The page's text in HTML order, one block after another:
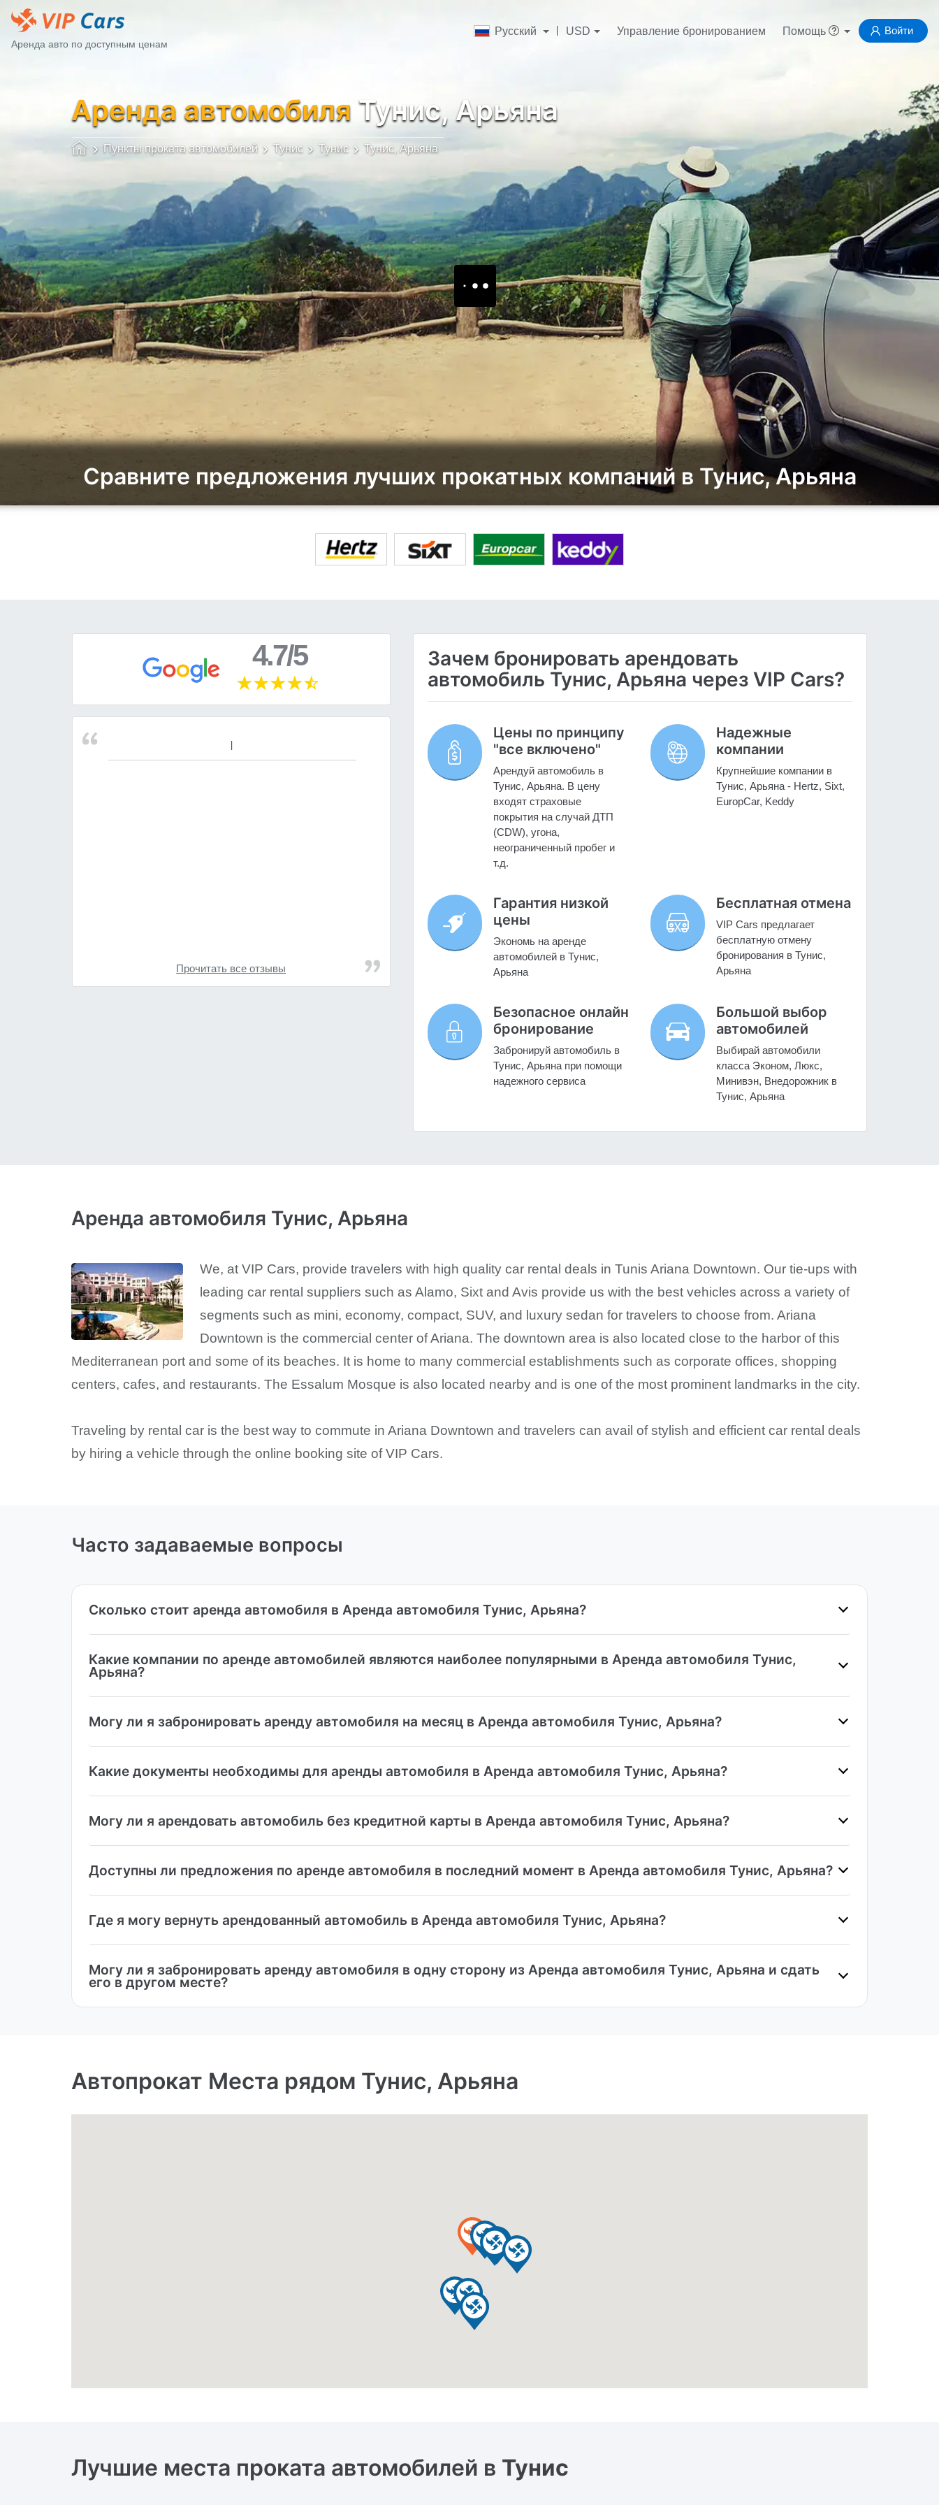
Аренда авто по доступным ценам
Русский USD Управление бронированием Помощь Войти
Аренда автомобиля Тунис, Арьяна
Пункты проката автомобилей Тунис Тунис Тунис, Арьяна
Сравните предложения лучших прокатных компаний в Тунис, Арьяна
4.7/5
Прочитать все отзывы
Зачем бронировать арендовать
автомобиль Тунис, Арьяна через VIP Cars?
Цены по принципу
"все включено"
Арендуй автомобиль в
Тунис, Арьяна. В цену
входят страховые
покрытия на случай ДТП
(CDW), угона,
неограниченный пробег и
т.д.
Надежные
компании
Крупнейшие компании в
Тунис, Арьяна - Hertz, Sixt,
EuropCar, Keddy
Гарантия низкой
цены
Экономь на аренде
автомобилей в Тунис,
Арьяна
Бесплатная отмена
VIP Cars предлагает
бесплатную отмену
бронирования в Тунис,
Арьяна
Безопасное онлайн
бронирование
Забронируй автомобиль в
Тунис, Арьяна при помощи
надежного сервиса
Большой выбор
автомобилей
Выбирай автомобили
класса Эконом, Люкс,
Минивэн, Внедорожник в
Тунис, Арьяна
Аренда автомобиля Тунис, Арьяна
We, at VIP Cars, provide travelers with high quality car rental deals in Tunis Ariana Downtown. Our tie-ups with
leading car rental suppliers such as Alamo, Sixt and Avis provide us with the best vehicles across a variety of
segments such as mini, economy, compact, SUV, and luxury sedan for travelers to choose from. Ariana
Downtown is the commercial center of Ariana. The downtown area is also located close to the harbor of this
Mediterranean port and some of its beaches. It is home to many commercial establishments such as corporate offices, shopping
centers, cafes, and restaurants. The Essalum Mosque is also located nearby and is one of the most prominent landmarks in the city.
Traveling by rental car is the best way to commute in Ariana Downtown and travelers can avail of stylish and efficient car rental deals
by hiring a vehicle through the online booking site of VIP Cars.
Часто задаваемые вопросы
Сколько стоит аренда автомобиля в Аренда автомобиля Тунис, Арьяна?
Какие компании по аренде автомобилей являются наиболее популярными в Аренда автомобиля Тунис,
Арьяна?
Могу ли я забронировать аренду автомобиля на месяц в Аренда автомобиля Тунис, Арьяна?
Какие документы необходимы для аренды автомобиля в Аренда автомобиля Тунис, Арьяна?
Могу ли я арендовать автомобиль без кредитной карты в Аренда автомобиля Тунис, Арьяна?
Доступны ли предложения по аренде автомобиля в последний момент в Аренда автомобиля Тунис, Арьяна?
Где я могу вернуть арендованный автомобиль в Аренда автомобиля Тунис, Арьяна?
Могу ли я забронировать аренду автомобиля в одну сторону из Аренда автомобиля Тунис, Арьяна и сдать
его в другом месте?
Автопрокат Места рядом Тунис, Арьяна
Лучшие места проката автомобилей в Тунис